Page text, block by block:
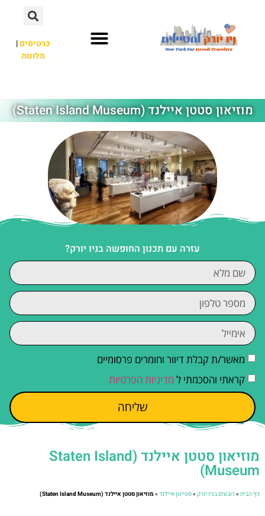
כרטיסים|
מלונות
מוזיאון סטטן איילנד (Staten Island Museum)
עזרה עם תכנון החופשה בניו יורק?
מאשר/ת קבלת דיוור וחומרים פרסומיים
קראתי והסכמתי ל מדיניות הפרטיות
שליחה
מוזיאון סטטן איילנד (Staten Island
Museum)
דף הבית»רובעים בניו יורק »סטייטן איילנד» מוזיאון סטטן איילנד (Staten Island Museum)